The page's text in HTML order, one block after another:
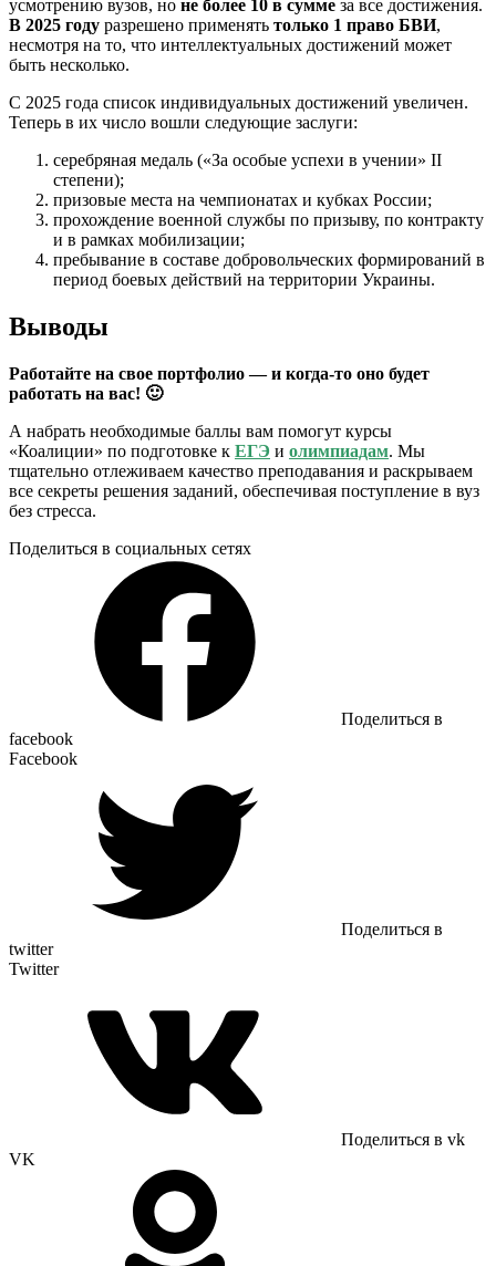
усмотрению вузов, но не более 10 в сумме за все достижения.
В 2025 году разрешено применять только 1 право БВИ,
несмотря на то, что интеллектуальных достижений может
быть несколько.
С 2025 года список индивидуальных достижений увеличен.
Теперь в их число вошли следующие заслуги:
серебряная медаль («За особые успехи в учении» II
степени);
призовые места на чемпионатах и кубках России;
прохождение военной службы по призыву, по контракту
и в рамках мобилизации;
пребывание в составе добровольческих формирований в
период боевых действий на территории Украины.
Выводы
Работайте на свое портфолио — и когда-то оно будет
работать на вас! 🙂
А набрать необходимые баллы вам помогут курсы
«Коалиции» по подготовке к ЕГЭ и олимпиадам. Мы
тщательно отлеживаем качество преподавания и раскрываем
все секреты решения заданий, обеспечивая поступление в вуз
без стресса.
Поделиться в социальных сетях
Поделиться в
facebook
Facebook
Поделиться в
twitter
Twitter
Поделиться в vk
VK